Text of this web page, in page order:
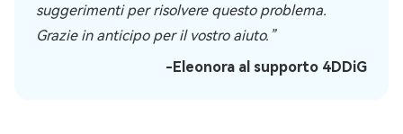
suggerimenti per risolvere questo problema.
Grazie in anticipo per il vostro aiuto.”
-Eleonora al supporto 4DDiG